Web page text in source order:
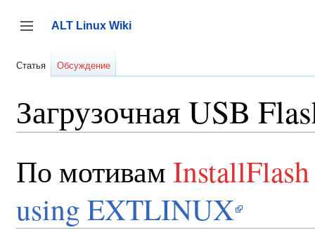
содержанию
Переключить боковую панель
ALT Linux Wiki
Статья Обсуждение
Загрузочная USB
По мотивамInstallFlash
using EXTLINUX